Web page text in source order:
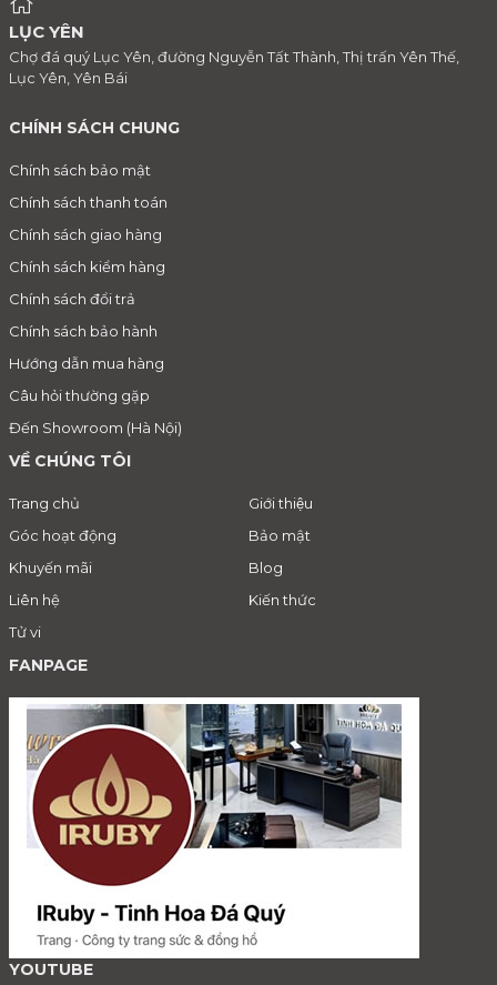
LỤC YÊN
Chợ đá quý Lục Yên, đường Nguyễn Tất Thành, Thị trấn Yên Thế,
Lục Yên, Yên Bái
CHÍNH SÁCH CHUNG
Chính sách bảo mật
Chính sách thanh toán
Chính sách giao hàng
Chính sách kiểm hàng
Chính sách đổi trả
Chính sách bảo hành
Hướng dẫn mua hàng
Câu hỏi thường gặp
Đến Showroom (Hà Nội)
VỀ CHÚNG TÔI
Trang chủ
Giới thiệu
Góc hoạt động
Bảo mật
Khuyến mãi
Blog
Liên hệ
Kiến thức
Tử vi
FANPAGE
YOUTUBE